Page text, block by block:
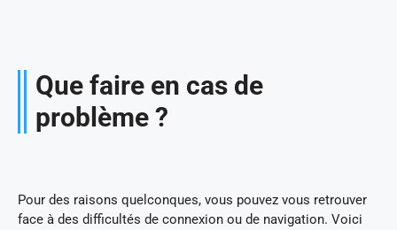
Que faire en cas de
problème ?
Pour des raisons quelconques, vous pouvez vous retrouver
face à des difficultés de connexion ou de navigation. Voici